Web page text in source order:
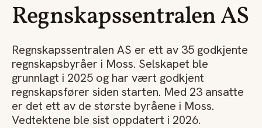
Regnskapssentralen AS
Regnskapssentralen AS er ett av 35 godkjente
regnskapsbyråer i Moss. Selskapet ble
grunnlagt i 2025 og har vært godkjent
regnskapsfører siden starten. Med 23 ansatte
er det ett av de største byråene i Moss.
Vedtektene ble sist oppdatert i 2026.